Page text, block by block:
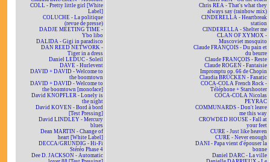
COLL - Pretty little girl [White
Label]
COLUCHE - La politique
(revue de presse)
DADJE MEETING TIME -
Ybo libo
DALIDA - Gigi in paradisco
DAN REED NETWORK -
Tiger in a dress
Daniel LEDUC - Soleil
DAVE - Hurlevent
DAVID + DAVID - Welcome to
the boomtown
DAVID + DAVID - Welcome to
the boomtown [monoface]
David KNOPFLER - Lonely is
the night
David KOVEN - Bord à bord
[Test Pressing]
David LINDLEY - Mercury
blues
Dean MARTIN - Change of
heart [White Label]
DECCA/GRUNDIG - Hi-Fi
Stéréo Phase 4
Dee D. JACKSON - Automatic
Chris REA - That's what they
always say (rainbow mix)
CINDERELLA - Heartbreak
station
CINDERELLA - Shelter me
CLAN OF XYMOX -
Muscoviet mosquito
Claude FRANÇOIS - Du pain et
du beurre
Claude FRANÇOIS - Reste
Claude ROGEN - Fantaisie
Impromptu op. 66 de Chopin
Claudia BRÜCKEN - Fanatic
COCA-COLA French Rock -
Téléphone + Starshooter
COCA-COLA Nicolas
PEYRAC
COMMUNARDS - Don't leave
me this way
CROWDED HOUSE - Fall at
your feet
CURE - Just like heaven
CURE - Never enough
DANI - Papa vient d'épouser la
bonne
Daniel DARC - La ville